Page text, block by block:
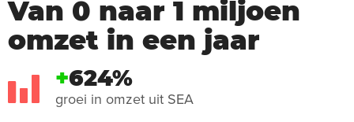
Van 0 naar 1 miljoen
omzet in een jaar
+624%
groei in omzet uit SEA